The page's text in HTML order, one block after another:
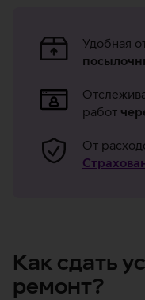
Ремонт
гарантия
Удобная
работ
От
Как сдать
ремонт?